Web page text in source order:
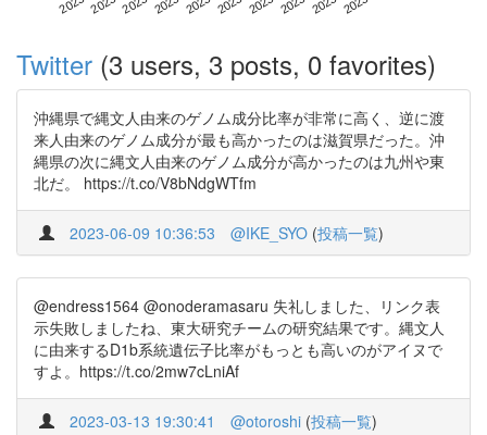
Twitter (3 users, 3 posts, 0 favorites)
沖縄県で縄文人由来のゲノム成分比率が非常に高く、逆に渡
来人由来のゲノム成分が最も高かったのは滋賀県だった。沖
縄県の次に縄文人由来のゲノム成分が高かったのは九州や東
北だ。 https://t.co/V8bNdgWTfm
2023-06-09 10:36:53 @IKE_SYO (投稿一覧)
@endress1564 @onoderamasaru 失礼しました、リンク表
示失敗しましたね、東大研究チームの研究結果です。縄文人
に由来するD1b系統遺伝子比率がもっとも高いのがアイヌで
すよ。https://t.co/2mw7cLniAf
2023-03-13 19:30:41 @otoroshi (投稿一覧)